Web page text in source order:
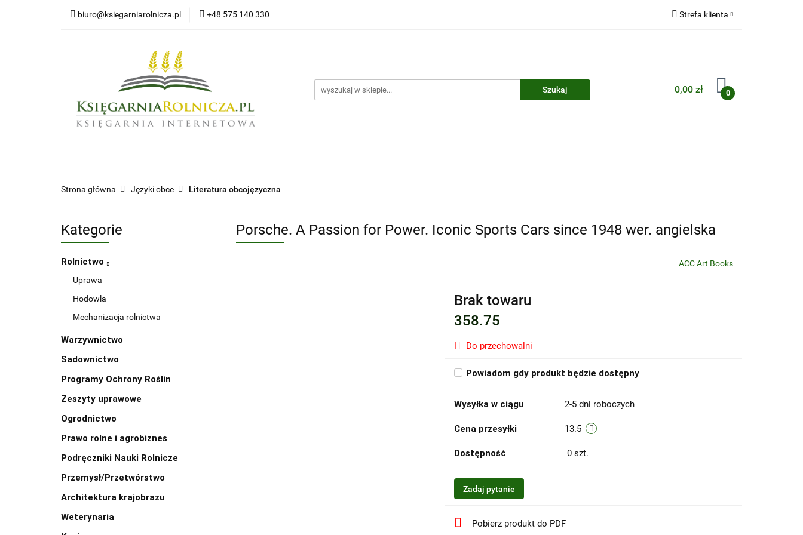
biuro@ksiegarniarolnicza.pl +48 575 140 330 Strefa klienta
Dodaj zgłoszenie
Zgody cookies
0,00 zł 0
Strona główna Języki obce Literatura obcojęzyczna
Kategorie
Rolnictwo
Uprawa
Hodowla
Mechanizacja rolnictwa
Warzywnictwo
Sadownictwo
Programy Ochrony Roślin
Zeszyty uprawowe
Ogrodnictwo
Prawo rolne i agrobiznes
Podręczniki Nauki Rolnicze
Przemysł/Przetwórstwo
Architektura krajobrazu
Weterynaria
Porsche. A Passion for Power. Iconic Sports Cars since 1948 wer. angielska
ACC Art Books
Brak towaru
358.75
Do przechowalni
Powiadom gdy produkt będzie dostępny
Wysyłka w ciągu 2-5 dni roboczych
Cena przesyłki 13.5
Dostępność 0 szt.
Zadaj pytanie
Pobierz produkt do PDF